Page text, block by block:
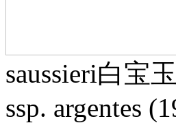
saussieri白宝
ssp. argentes